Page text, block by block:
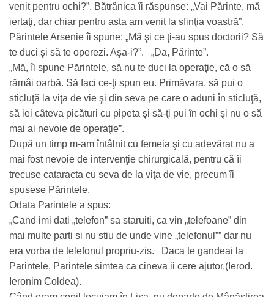
venit pentru ochi?”. Bătrânica îi răspunse: „Vai Părinte, mă
iertaţi, dar chiar pentru asta am venit la sfinţia voastră”.
Părintele Arsenie îi spune: „Mă şi ce ţi-au spus doctorii? Să
te duci şi să te operezi. Aşa-i?”. „Da, Părinte”.
„Mă, îi spune Părintele, să nu te duci la operaţie, că o să
rămâi oarbă. Să faci ce-ţi spun eu. Primăvara, să pui o
sticluţă la viţa de vie şi din seva pe care o aduni în sticluţă,
să iei câteva picături cu pipeta şi să-ţi pui în ochi şi nu o să
mai ai nevoie de operaţie”.
După un timp m-am întâlnit cu femeia şi cu adevărat nu a
mai fost nevoie de intervenţie chirurgicală, pentru că îi
trecuse cataracta cu seva de la viţa de vie, precum îi
spusese Părintele.
Odata Parintele a spus:
„Cand imi dati „telefon” sa staruiti, ca vin „telefoane” din
mai multe parti si nu stiu de unde vine „telefonul”” dar nu
era vorba de telefonul propriu-zis. Daca te gandeai la
Parintele, Parintele simtea ca cineva ii cere ajutor.(Ierod.
Ieronim Coldea).